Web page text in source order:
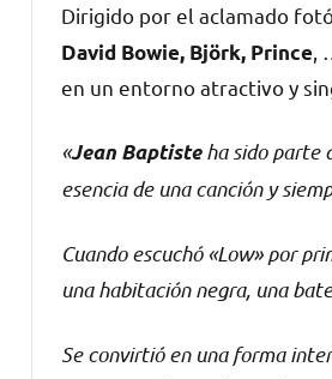
Dirigido por el aclamado
David Bowie, Björk, Prince
en un entorno atractivo y
«Jean Baptisteha sido parte
esencia de una canción y
Cuando escuchó «Low» por
una habitación negra, una
Se convirtió en una forma